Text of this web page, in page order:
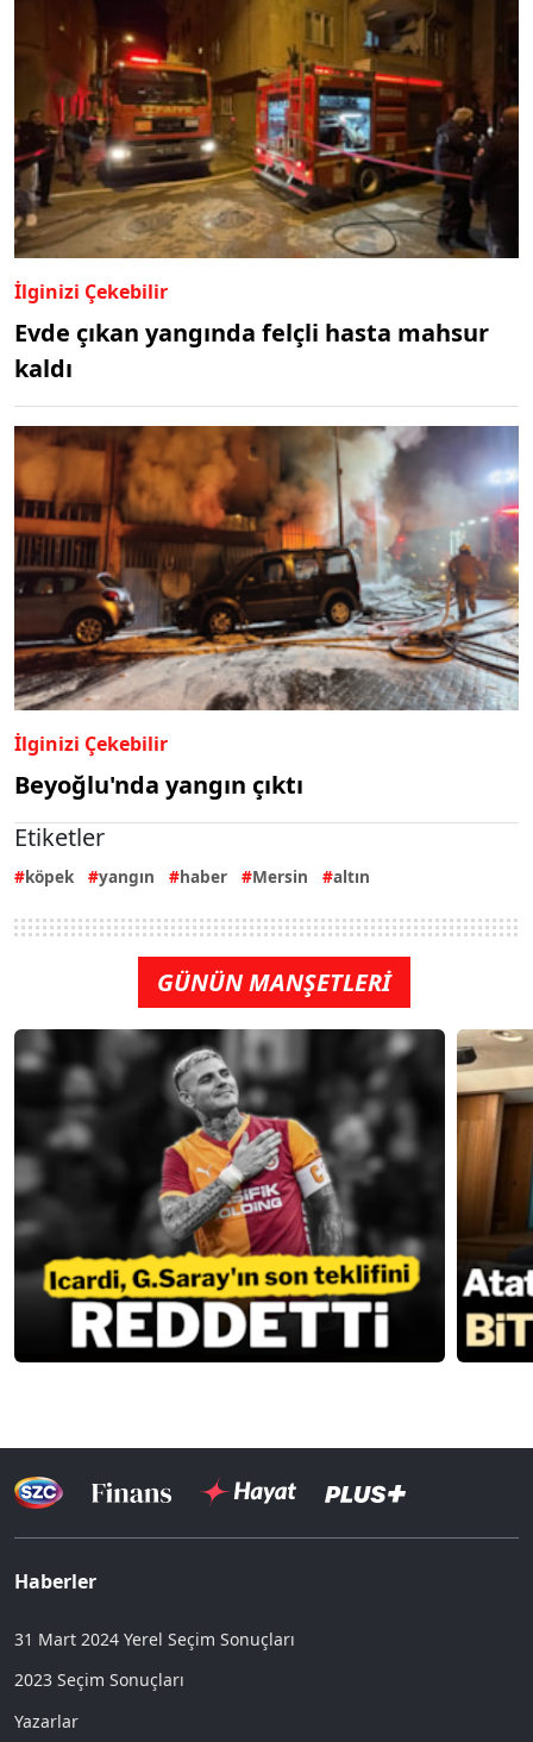
İlginizi Çekebilir
Evde çıkan yangında felçli hasta mahsur
kaldı
İlginizi Çekebilir
Beyoğlu'nda yangın çıktı
Etiketler
köpek yangın haber Mersin altın
GÜNÜN MANŞETLERİ
Haberler
31 Mart 2024 Yerel Seçim Sonuçları
2023 Seçim Sonuçları
Yazarlar